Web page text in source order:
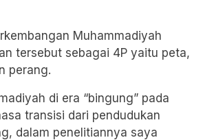
Muhammadiyah
tersebut sebagai 4P yaitu peta,
perang.
di era “bingung” pada
transisi dari pendudukan
dalam penelitiannya saya